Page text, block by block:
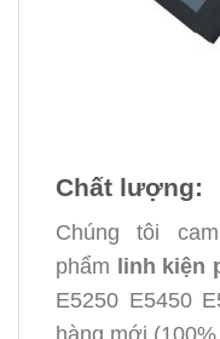
Chất lượng:
Chúng tôi
phẩm linh kiện
E5250 E5450
hàng mới